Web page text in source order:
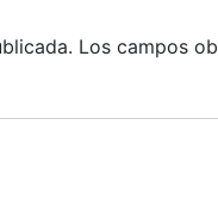
Los campos